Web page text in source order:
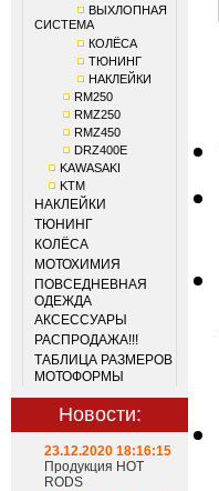
ВЫХЛОПНАЯ
СИСТЕМА
КОЛЁСА
ТЮНИНГ
НАКЛЕЙКИ
RM250
RMZ250
RMZ450
DRZ400E
KAWASAKI
KTM
НАКЛЕЙКИ
ТЮНИНГ
КОЛЁСА
МОТОХИМИЯ
ПОВСЕДНЕВНАЯ
ОДЕЖДА
АКСЕССУАРЫ
РАСПРОДАЖА!!!
ТАБЛИЦА РАЗМЕРОВ
МОТОФОРМЫ
Новости:
23.12.2020 18:16:15
Продукция HOT
RODS